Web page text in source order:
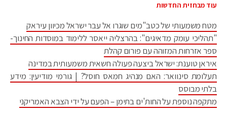
עוד מבחזית החדשות
מטח משמעותי של כטב"מים שוגרו אל עבר ישראל מכיוון עיראק
"תהליכי עומק מדאיגים": בהרצליה ייאסר ללימוד במוסדות החינוך-
ספר אזרחות המזוהה עם פורום קהלת
איראן טוענת: ישראל ביצעה פעולה חשאית משמעותית במדינה
תעלומת סינוואר: האם מנהיג חמאס חוסל? | גורמי מודיעין: מידע
בלתי מבוסס
מתקפה נוספת על החות'ים בתימן – הפעם על ידי הצבא האמריקני